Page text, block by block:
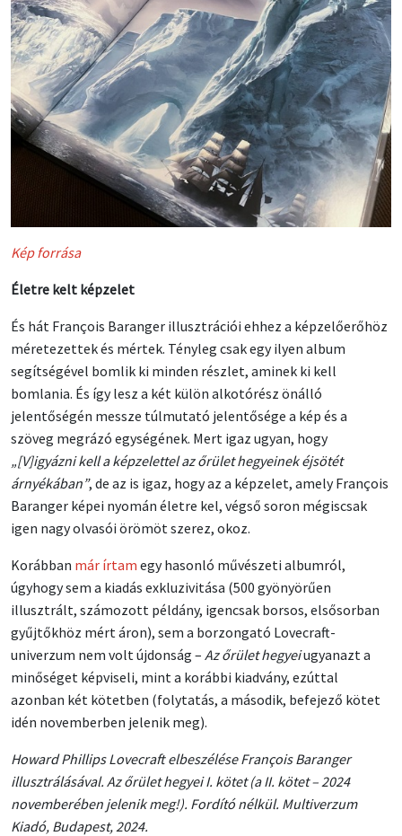
Kép forrása
Életre kelt képzelet
És hát François Baranger illusztrációi ehhez a képzelőerőhöz
méretezettek és mértek. Tényleg csak egy ilyen album
segítségével bomlik ki minden részlet, aminek ki kell
bomlania. És így lesz a két külön alkotórész önálló
jelentőségén messze túlmutató jelentősége a kép és a
szöveg megrázó egységének. Mert igaz ugyan, hogy
„[V]igyázni kell a képzelettel az őrület hegyeinek éjsötét
árnyékában”, de az is igaz, hogy az a képzelet, amely François
Baranger képei nyomán életre kel, végső soron mégiscsak
igen nagy olvasói örömöt szerez, okoz.
Korábban már írtam egy hasonló művészeti albumról,
úgyhogy sem a kiadás exkluzivitása (500 gyönyörűen
illusztrált, számozott példány, igencsak borsos, elsősorban
gyűjtőkhöz mért áron), sem a borzongató Lovecraft-
univerzum nem volt újdonság – Az őrület hegyeiugyanazt a
minőséget képviseli, mint a korábbi kiadvány, ezúttal
azonban két kötetben (folytatás, a második, befejező kötet
idén novemberben jelenik meg).
Howard Phillips Lovecraft elbeszélése François Baranger
illusztrálásával. Az őrület hegyei I. kötet (a II. kötet – 2024
novemberében jelenik meg!). Fordító nélkül. Multiverzum
Kiadó, Budapest, 2024.